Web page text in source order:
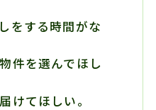
をする時間がな
件を選んでほし
けてほしい。